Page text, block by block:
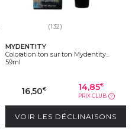
(132)
MYDENTITY
Coloration ton sur ton Mydentity...
59ml
16,50€ 14,85€
PRIX CLUB ?
VOIR LES DÉCLINAISONS